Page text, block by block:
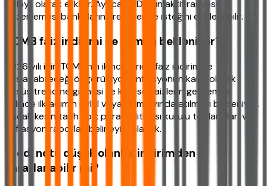
dolaylı olarak etkiler. Ayrıca BDDK'nın aktif rasyosu
düzenlemesi bankaların kredi verme isteğini etkileyebilir.
TCMB faiz indirimi ne zaman bekleniyor?
2026 yılı için TCMB'nin ikinci yarıda faiz indirimine
başlayabileceği öngörülüyor. Enflasyonun kalıcı olarak
düşüş trendine girmesi ve küresel faizlerin gevşemesi
halinde ilk adımın eylül veya ekim ayında atılması bekleniyor.
Ancak kesin tarih yok; para politikası kurulu toplantıları ve
enflasyon raporları belirleyici olacak.
Kredi notu düşük olanlar indirimden
yararlanabilir mi?